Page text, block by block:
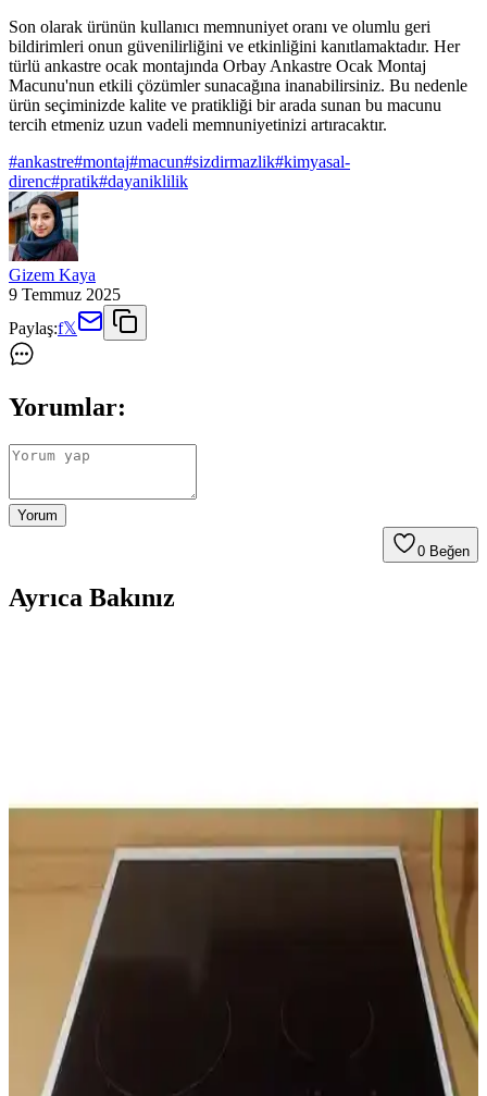
Son olarak ürünün kullanıcı memnuniyet oranı ve olumlu geri
bildirimleri onun güvenilirliğini ve etkinliğini kanıtlamaktadır. Her
türlü ankastre ocak montajında Orbay Ankastre Ocak Montaj
Macunu'nun etkili çözümler sunacağına inanabilirsiniz. Bu nedenle
ürün seçiminizde kalite ve pratikliği bir arada sunan bu macunu
tercih etmeniz uzun vadeli memnuniyetinizi artıracaktır.
#ankastre#montaj#macun#sizdirmazlik#kimyasal-
direnc#pratik#dayaniklilik
Gizem Kaya
9 Temmuz 2025
Paylaş:f𝕏
Yorumlar:
Yorum
0 Beğen
Ayrıca Bakınız
Kenz Life Ankastre Modülü Kabini İncelemesi:
Tasarım, Kullanım ve Montaj Detayları
Kenz Life ankastre kabini, şık tasarımı ve fonksiyonelliği ile
mutfaklara estetik katarken, montaj ve dayanıklılık konularında
dikkat edilmesi gereken noktaları içerir.
Mobben Ankastre Dolabı: Modern Tasarım ve
İşlevselliğin Birleşimi
Mobben ankastre dolabı, modern tasarımı ve dayanıklı
malzemeleriyle mutfaklara şıklık katarken, kolay montaj ve uyum
özellikleriyle kullanıcı memnuniyetini artırıyor.